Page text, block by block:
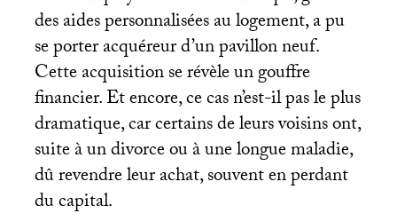
des aides personnalisées au logement, a pu
se porter acquéreur d’un pavillon neuf.
Cette acquisition se révèle un gouffre
financier. Et encore, ce cas n’est-il pas le plus
dramatique, car certains de leurs voisins ont,
suite à un divorce ou à une longue maladie,
dû revendre leur achat, souvent en perdant
du capital.